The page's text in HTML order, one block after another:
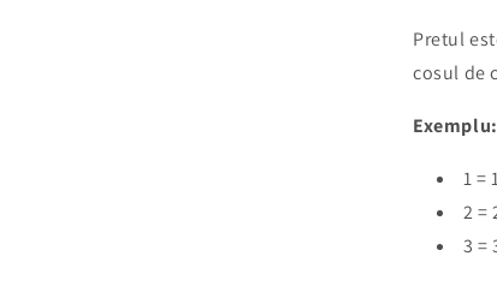
Pretul
cosul de
Exemplu:
1 =
2 =
3 =